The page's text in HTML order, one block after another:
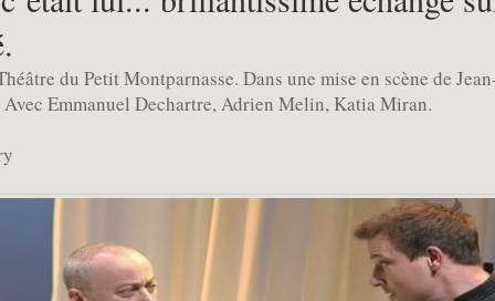
du Petit Montparnasse. Dans une mise en scène de
Emmanuel Dechartre, Adrien Melin, Katia Miran.